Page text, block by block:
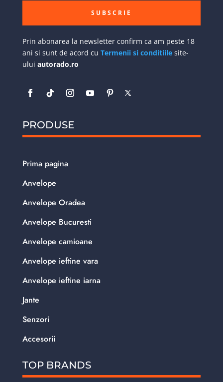
SUBSCRIE
Prin abonarea la newsletter confirm ca am peste 18
ani si sunt de acord cu Termenii si conditiilesite-
ului autorado.ro
PRODUSE
Prima pagina
Anvelope
Anvelope Oradea
Anvelope Bucuresti
Anvelope camioane
Anvelope ieftine vara
Anvelope ieftine iarna
Jante
Senzori
Accesorii
TOP BRANDS